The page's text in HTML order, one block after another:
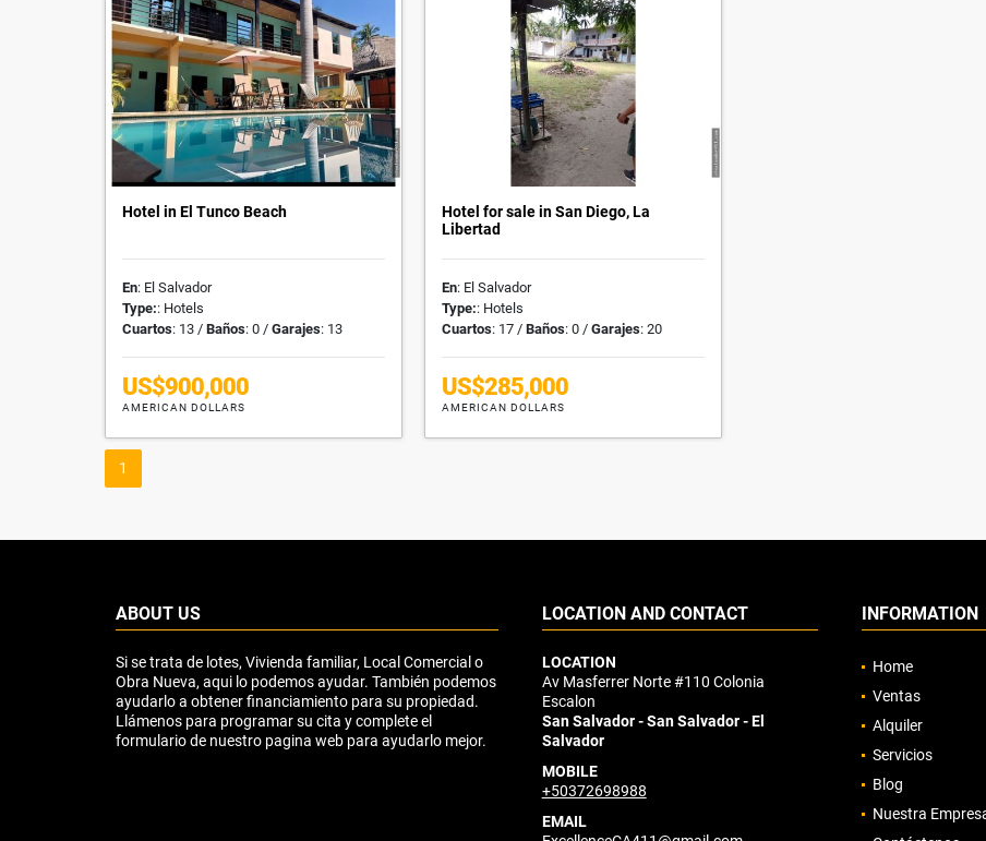
Hotel in El Tunco Beach
En: El Salvador
Type:: Hotels
Cuartos: 13 / Baños: 0 / Garajes: 13
US$900,000
AMERICAN DOLLARS
Hotel for sale in San Diego, La
Libertad
En: El Salvador
Type:: Hotels
Cuartos: 17 / Baños: 0 / Garajes: 20
US$285,000
AMERICAN DOLLARS
1
ABOUT US
Si se trata de lotes, Vivienda familiar, Local Comercial o
Obra Nueva, aqui lo podemos ayudar. También podemos
ayudarlo a obtener financiamiento para su propiedad.
Llámenos para programar su cita y complete el
formulario de nuestro pagina web para ayudarlo mejor.
LOCATION AND CONTACT
LOCATION
Av Masferrer Norte #110 Colonia
Escalon
San Salvador - San Salvador - El
Salvador
MOBILE
+50372698988
EMAIL
INFORMATION
Home
Ventas
Alquiler
Servicios
Blog
Nuestra